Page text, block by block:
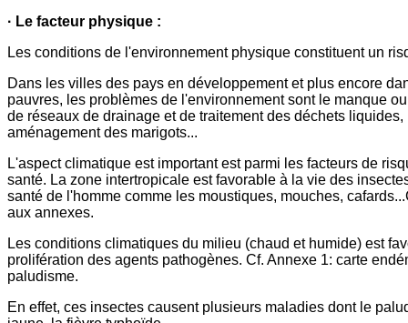
· Le facteur physique :
Les conditions de l'environnement physique constituent un
Dans les villes des pays en développement et plus encore
pauvres, les problèmes de l'environnement sont le manque
de réseaux de drainage et de traitement des déchets liquides,
aménagement des marigots...
L'aspect climatique est important est parmi les facteurs de
santé. La zone intertropicale est favorable à la vie des
santé de l'homme comme les moustiques, mouches,
aux annexes.
Les conditions climatiques du milieu (chaud et humide) est
prolifération des agents pathogènes. Cf. Annexe 1: carte
paludisme.
En effet, ces insectes causent plusieurs maladies dont le